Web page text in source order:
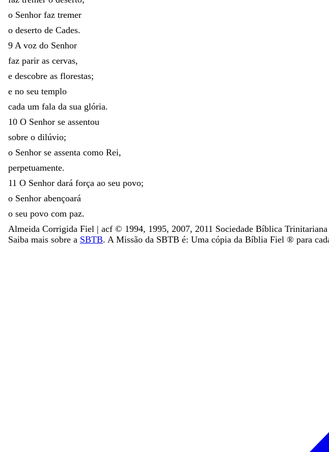
o Senhor faz tremer
o deserto de Cades.
9 A voz do Senhor
faz parir as cervas,
e descobre as florestas;
e no seu templo
cada um fala da sua glória.
10 O Senhor se assentou
sobre o dilúvio;
o Senhor se assenta como Rei,
perpetuamente.
11 O Senhor dará força ao seu povo;
o Senhor abençoará
o seu povo com paz.
Almeida Corrigida Fiel | acf ©️ 1994, 1995, 2007, 2011 Sociedade Bíblica
Saiba mais sobre a SBTB. A Missão da SBTB é: Uma cópia da Bíblia Fiel ®️ para